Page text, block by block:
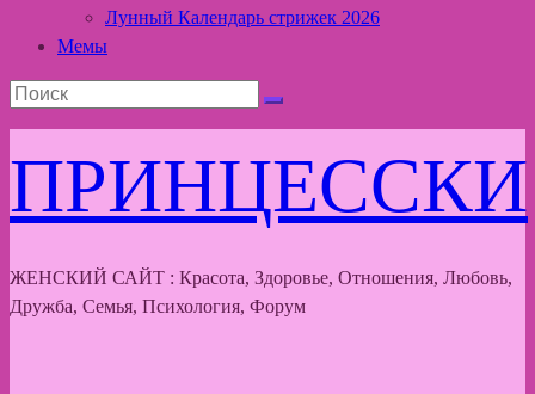
Лунный Календарь стрижек 2026
Мемы
ПРИНЦЕССКИ
ЖЕНСКИЙ САЙТ : Красота, Здоровье, Отношения, Любовь,
Дружба, Семья, Психология, Форум